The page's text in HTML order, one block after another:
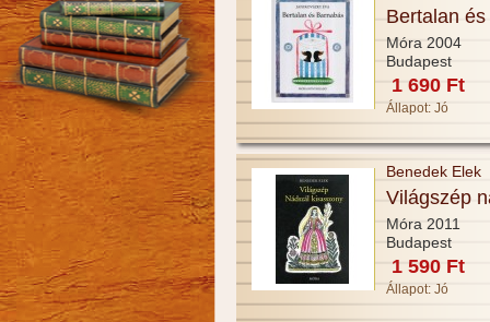
Bertalan
Móra 2004
Budapest
1 690 Ft
Állapot: Jó
Benedek Elek
Világszép
Móra 2011
Budapest
1 590 Ft
Állapot: Jó